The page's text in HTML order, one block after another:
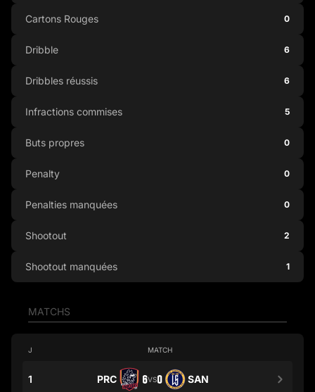
MATCHS
J MATCH
1 PRC 6VS0 SAN
Cartons Rouges 0
Dribble 6
Dribbles réussis 6
Infractions commises 5
Buts propres 0
Penalty 0
Penalties manquées 0
Shootout 2
Shootout manquées 1